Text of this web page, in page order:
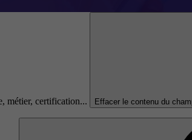
métier, certification... Effacer le contenu du